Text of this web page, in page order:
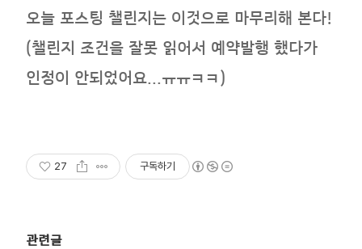
오늘 포스팅 챌린지는 이것으로 마무리해 본다!
(챌린지 조건을 잘못 읽어서 예약발행 했다가
인정이 안되었어요...ㅠㅠㅋㅋ)
27 구독하기
관련글